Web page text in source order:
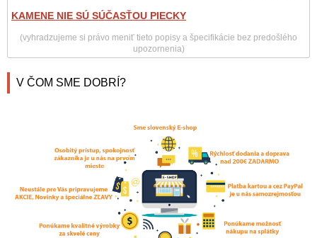
KAMENE NIE SÚ SÚČASŤOU PIECKY
(vyhradzujeme si právo meniť tieto popisy a špecifikácie bez predošlého
upozornenia)
V ČOM SME DOBRÍ?